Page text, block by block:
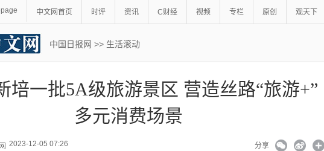
中文网首页 时评 资讯 C财经 视频 专栏 原创 观天下
中国日报网 >> 生活滚动
培一批5A级旅游景区 营造丝路“旅游+”
多元消费场景
2023-12-05 07:26 分享